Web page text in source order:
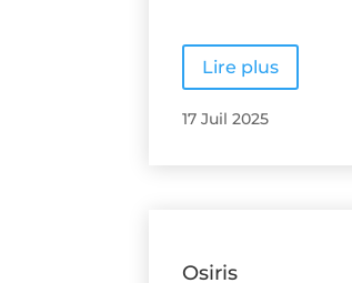
Lire plus
17 Juil 2025
Osiris